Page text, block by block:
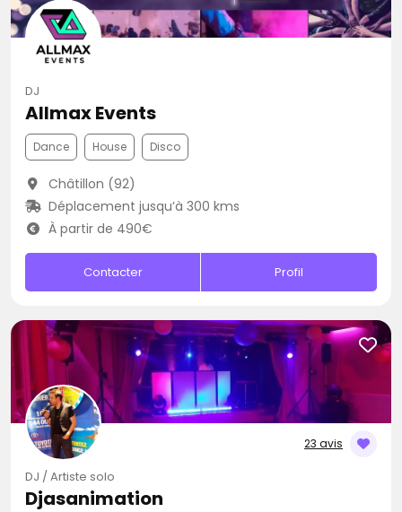
DJ
Allmax Events
Dance House Disco
Châtillon (92)
Déplacement jusqu’à 300 kms
À partir de 490€
Contacter Profil
23 avis
DJ / Artiste solo
Djasanimation